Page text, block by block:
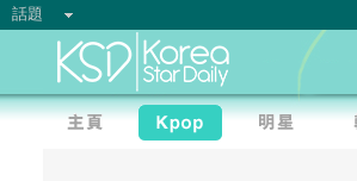
話題